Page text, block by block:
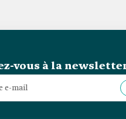
vous à la